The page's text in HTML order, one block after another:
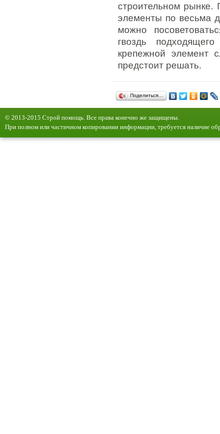
строительном рынке.
элементы по весьма
можно
гвоздь
крепежной элемент
предстоит решать.
Поделиться…
© 2013-2015 Строй помощь. Все права конечно же защищены.
При полном или частичном копировании информации, требуется наличие